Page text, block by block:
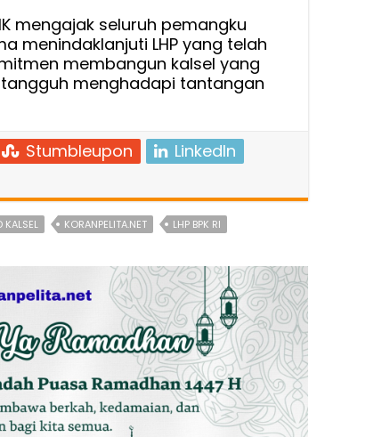
mengajak seluruh pemangku
menindaklanjuti LHP yang telah
membangun kalsel yang
menghadapi tantangan
Stumbleupon
LinkedIn
KALSEL KORANPELITA.NET LHP BPK RI